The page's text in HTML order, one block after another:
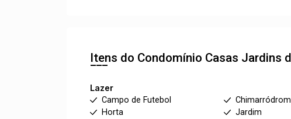
Itens do Condomínio Casas Jardins
Lazer
Campo de Futebol
Horta
Jardim